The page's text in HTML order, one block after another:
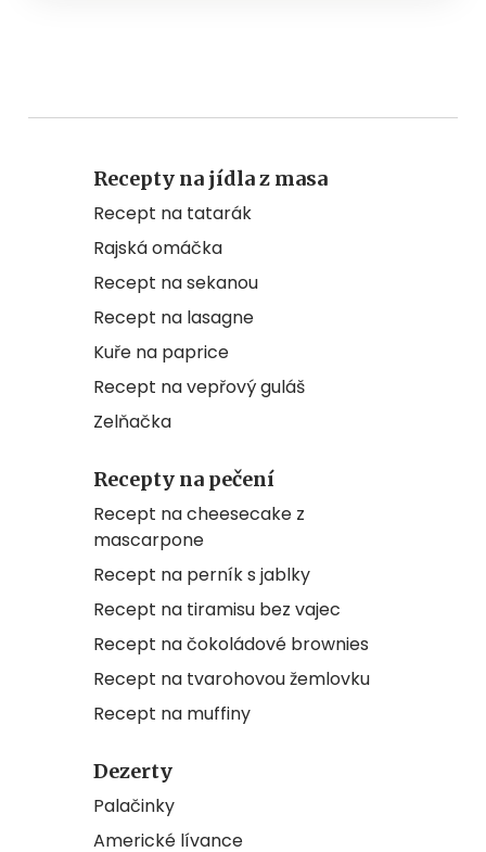
Recepty na jídla z masa
Recept na tatarák
Rajská omáčka
Recept na sekanou
Recept na lasagne
Kuře na paprice
Recept na vepřový guláš
Zelňačka
Recepty na pečení
Recept na cheesecake z
mascarpone
Recept na perník s jablky
Recept na tiramisu bez vajec
Recept na čokoládové brownies
Recept na tvarohovou žemlovku
Recept na muffiny
Dezerty
Palačinky
Americké lívance